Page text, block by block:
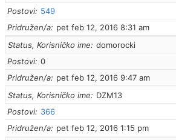
Postovi
549
Pridružen/a
pet feb 12, 2016 8:31 am
Status, Korisničko ime
domorocki
Postovi 0
Pridružen/a
pet feb 12, 2016 9:47 am
Status, Korisničko ime
DZM13
Postovi
366
Pridružen/a
pet feb 12, 2016 1:15 pm